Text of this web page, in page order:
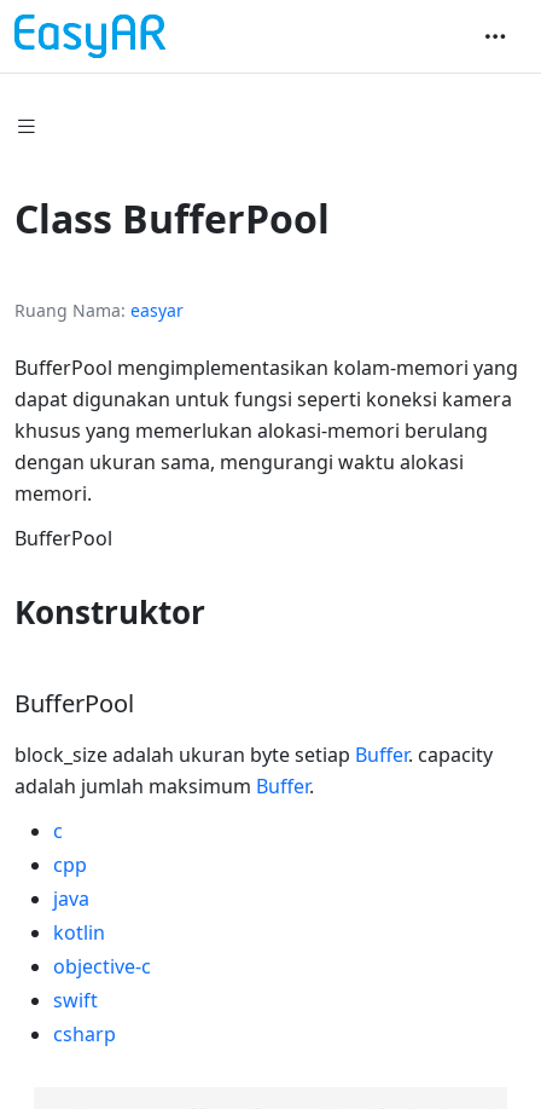
Class BufferPool
Ruang Nama easyar
BufferPool mengimplementasikan kolam-memori yang
dapat digunakan untuk fungsi seperti koneksi kamera
khusus yang memerlukan alokasi-memori berulang
dengan ukuran sama, mengurangi waktu alokasi
memori.
BufferPool
Konstruktor
BufferPool
block_size adalah ukuran byte setiap Buffer. capacity
adalah jumlah maksimum Buffer.
c
cpp
java
kotlin
objective-c
swift
csharp